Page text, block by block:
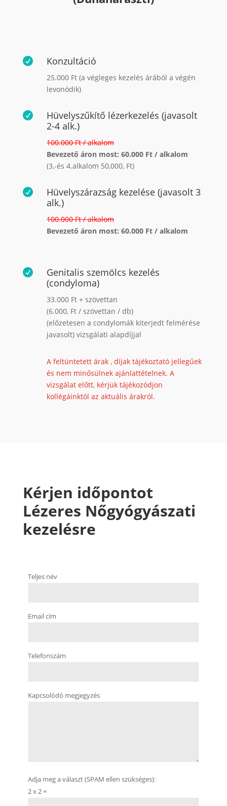
 Konzultáció
25.000 Ft (a végleges kezelés árából a végén
levonódik)

Hüvelyszűkítő lézerkezelés (javasolt
2-4 alk.)
100.000 Ft / alkalom
Bevezető áron most: 60.000 Ft / alkalom
(3,-és 4.alkalom 50,000, Ft)

Hüvelyszárazság kezelése (javasolt 3
alk.)
100.000 Ft / alkalom
Bevezető áron most: 60.000 Ft / alkalom

Genitalis szemölcs kezelés
(condyloma)
33.000 Ft + szövettan
(6.000, Ft / szövettan / db)
(előzetesen a condylomák kiterjedt felmérése
javasolt) vizsgálati alapdíjjal
A feltüntetett árak , díjak tájékoztató jellegűek
és nem minősülnek ajánlattételnek. A
vizsgálat előtt, kérjük tájékozódjon
kollégáinktól az aktuális árakról.
Kérjen időpontot
Lézeres Nőgyógyászati
kezelésre
Teljes név
Email cím
Telefonszám
Kapcsolódó megjegyzés
Adja meg a választ (SPAM ellen szükséges):
2 x 2 =